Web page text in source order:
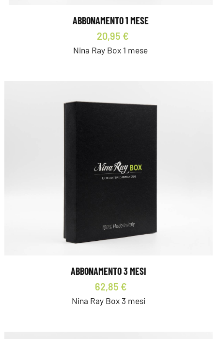
ABBONAMENTO 1 MESE
20,95 €
Nina Ray Box 1 mese
ABBONAMENTO 3 MESI
62,85 €
Nina Ray Box 3 mesi